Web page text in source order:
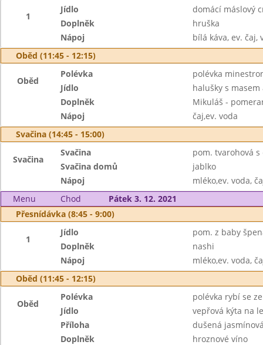
1
Jídlo
domácí máslový
Doplněk
hruška
Nápoj
bílá káva, ev. čaj,
Oběd (11:45 - 12:15)
Oběd
Polévka
polévka
Jídlo
halušky s
Doplněk
Mikuláš -
Nápoj
čaj,ev. voda
Svačina (14:45 - 15:00)
Svačina
Svačina
pom. tvarohová
Svačina domů
jablko
Nápoj
mléko,ev. voda,
Menu
Chod
Pátek 3. 12. 2021
Přesnídávka (8:45 - 9:00)
1
Jídlo
pom. z baby
Doplněk
nashi
Nápoj
mléko,ev. voda,
Oběd (11:45 - 12:15)
Oběd
Polévka
polévka rybí se
Jídlo
vepřová kýta na
Příloha
dušená
Doplněk
hroznové víno